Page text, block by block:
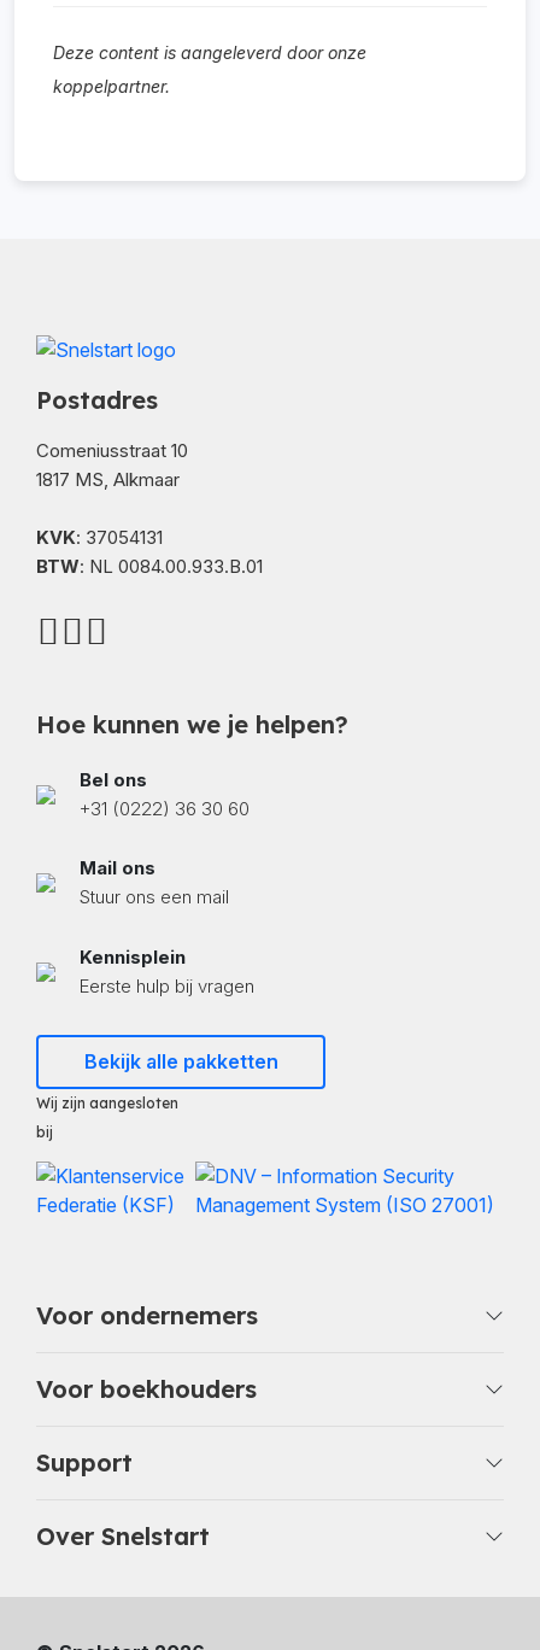
Deze content is aangeleverd door onze
koppelpartner.
Postadres
Comeniusstraat 10
1817 MS, Alkmaar
KVK: 37054131
BTW: NL 0084.00.933.B.01
Hoe kunnen we je helpen?
Bel ons
+31 (0222) 36 30 60
Mail ons
Stuur ons een mail
Kennisplein
Eerste hulp bij vragen
Bekijk alle pakketten
Wij zijn aangesloten
bij
Voor ondernemers
Voor boekhouders
Support
Over Snelstart